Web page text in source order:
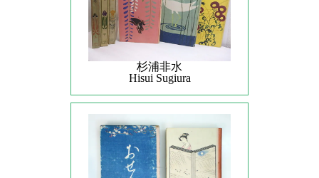
杉浦非水
Hisui Sugiura